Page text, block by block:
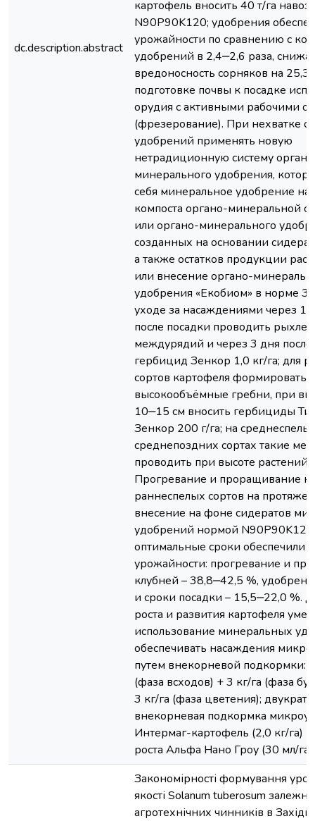
dc.description.abstract
картофель вносить 40 т/га
N90P90K120; удобрения
урожайности по сравнению с
удобрений в 2,4‒2,6 раза,
вредоносность сорняков на
подготовке почвы к посадке
орудия с активными рабочими
(фрезерование). При нехватке
удобрений применять новую
нетрадиционную систему
минерального удобрения,
себя минеральное удобрение на
компоста органо-минеральной
или органо-минерального
созданных на основании
а также остатков продукции
или внесение органо-
удобрения «Екобиом» в норме 3
уходе за насаждениями через
после посадки проводить
междурядий и через 3 дня после
гербицид Зенкор 1,0 кг/га; для
сортов картофеля формировать
высокообъёмные гребни, при
10‒15 см вносить гербициды
Зенкор 200 г/га; на
среднепоздних сортах такие
проводить при высоте растений
Прогревание и проращивание
раннеспелых сортов на
внесение на фоне сидератов
удобрений нормой N90P90K120
оптимальные сроки обеспечили
урожайности: прогревание и
клубней – 38,8‒42,5 %,
и сроки посадки – 15,5‒22,0 %.
роста и развития картофеля
использование минеральных
обеспечивать насаждения
путем внекорневой подкормки:
(фаза всходов) + 3 кг/га (фаза
3 кг/га (фаза цветения);
внекорневая подкормка
Интермаг-картофель (2,0 кг/га) +
роста Альфа Нано Гроу (30 мл/га)
Закономірності формування
якості Solanum tuberosum
агротехнічних чинників в